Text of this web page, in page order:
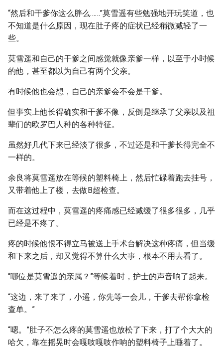
“然后和干爹你这么胖么……”莫雪遥有些勉强地开玩笑道，也
不知道是什么原因，现在肚子疼的症状已经稍微减轻了一
些。
莫雪遥和自己的干爹之间感觉就像亲爹一样，以至于小时候
的他，甚至都以为自己有两个父亲。
有时候他也会想，自己的亲爹会不会是干爹。
但事实上他长得确实和干爹不像，反倒是继承了父亲以及祖
辈们的欧罗巴人种的各种特征。
虽然好几代下来已经淡了很多，不过还是和干爹长得完全不
一样的。
余良将莫雪遥放在等候的塑料椅上，然后忙碌着跑去挂号，
又带着他上了楼，去做B超检查。
而在这过程中，莫雪遥的疼痛感已经减缓了很多很多，几乎
已经是不疼了。
疼的时候他恨不得立马被送上手术台解决这种疼痛，但当缓
和下来之后，却又觉得不算什么大事，根本不用去看了。
“哪位是莫雪遥的亲属？”等候着时，护士的声音响了起来。
“这边，来了来了，小遥，你先等一会儿，干爹去帮你拿检
查单。”
“嗯。”肚子不怎么疼的莫雪遥也放松了下来，打了个大大的
哈欠，靠在摇晃时会嘎吱嘎吱作响的塑料椅子上睡着了。